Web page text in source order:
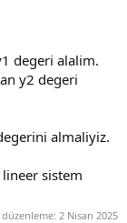
degeri alalim.
y2 degeri
almaliyiz.
sistem
2 Nisan 2025